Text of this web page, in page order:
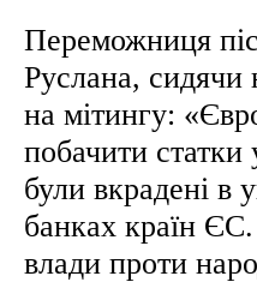
Переможниця
Руслана, сидячи
на мітингу:
побачити статки
були вкрадені в
банках країн
влади проти